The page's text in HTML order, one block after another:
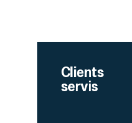
Clients
servis